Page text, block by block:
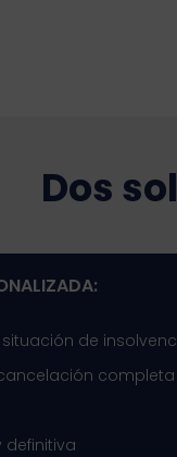
Dos
de
definitiva